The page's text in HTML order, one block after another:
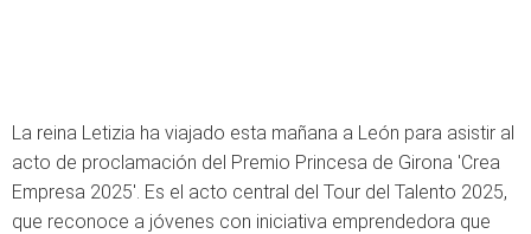
La reina Letizia ha viajado esta mañana a León para asistir al
acto de proclamación del Premio Princesa de Girona 'Crea
Empresa 2025'. Es el acto central del Tour del Talento 2025,
que reconoce a jóvenes con iniciativa emprendedora que